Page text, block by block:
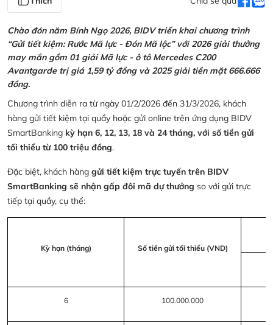
Chào đón năm Bính Ngọ 2026, BIDV triển khai chương trình
“Gửi tiết kiệm: Rước Mã lực - Đón Mã lộc” với 2026 giải thưởng
may mắn gồm 01 giải Mã lực - ô tô Mercedes C200
Avantgarde trị giá 1,59 tỷ đồng và 2025 giải tiền mặt 666.666
đồng.
Chương trình diễn ra từ ngày 01/2/2026 đến 31/3/2026, khách
hàng gửi tiết kiệm tại quầy hoặc gửi online trên ứng dụng BIDV
SmartBanking kỳ hạn 6, 12, 13, 18 và 24 tháng, với số tiền gửi
tối thiểu từ 100 triệu đồng.
Đặc biệt, khách hàng gửi tiết kiệm trực tuyến trên BIDV
SmartBanking sẽ nhận gấp đôi mã dự thưởng so với gửi trực
tiếp tại quầy, cụ thể:
Kỳ hạn (tháng) Số tiền gửi tối thiểu (VND)
6 100.000.000